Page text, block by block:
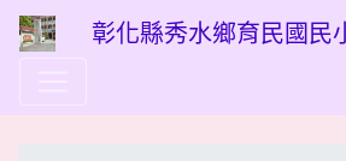
彰化縣秀水鄉育民國民